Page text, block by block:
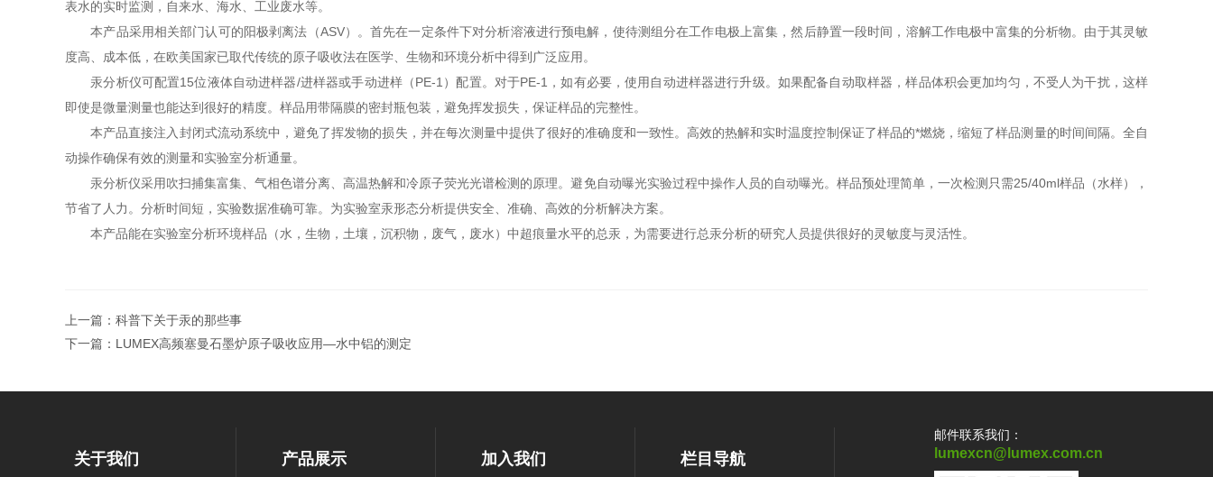
表水的实时监测，自来水、海水、工业废水等。
本产品采用相关部门认可的阳极剥离法（ASV）。首先在一定条件下对分析溶液进行预电解，使待测组分在工作电极上富集，然后静置一段时间，溶解工作电极中富集的分析物。由于其灵敏
度高、成本低，在欧美国家已取代传统的原子吸收法在医学、生物和环境分析中得到广泛应用。
汞分析仪可配置15位液体自动进样器/进样器或手动进样（PE-1）配置。对于PE-1，如有必要，使用自动进样器进行升级。如果配备自动取样器，样品体积会更加均匀，不受人为干扰，这样
即使是微量测量也能达到很好的精度。样品用带隔膜的密封瓶包装，避免挥发损失，保证样品的完整性。
本产品直接注入封闭式流动系统中，避免了挥发物的损失，并在每次测量中提供了很好的准确度和一致性。高效的热解和实时温度控制保证了样品的*燃烧，缩短了样品测量的时间间隔。全自
动操作确保有效的测量和实验室分析通量。
汞分析仪采用吹扫捕集富集、气相色谱分离、高温热解和冷原子荧光光谱检测的原理。避免自动曝光实验过程中操作人员的自动曝光。样品预处理简单，一次检测只需25/40ml样品（水样），
节省了人力。分析时间短，实验数据准确可靠。为实验室汞形态分析提供安全、准确、高效的分析解决方案。
本产品能在实验室分析环境样品（水，生物，土壤，沉积物，废气，废水）中超痕量水平的总汞，为需要进行总汞分析的研究人员提供很好的灵敏度与灵活性。
上一篇： 科普下关于汞的那些事
下一篇： LUMEX高频塞曼石墨炉原子吸收应用—水中铝的测定
关于我们 产品展示 加入我们 栏目导航
邮件联系我们：
lumexcn@lumex.com.cn